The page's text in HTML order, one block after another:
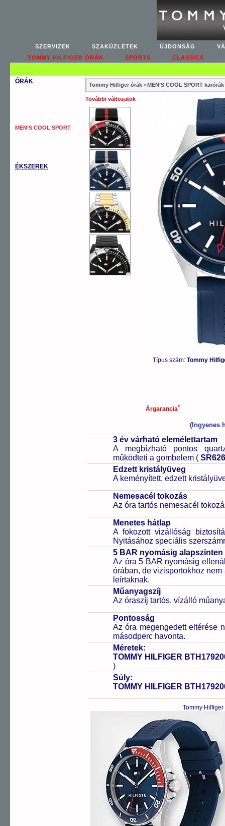
SZERVIZEK SZAKÜZLETEK ÚJDONSÁG
TOMMY HILFIGER ÓRÁK
SPORTS CLASSICS
ÓRÁK
MEN’S COOL SPORT
ÉKSZEREK
Tommy Hilfiger órák>MEN’S COOL SPORT karórák
További változatok
Típus szám: Tommy
Árgarancia*
(Ingyenes
3 év várható elemélettartam
A megbízható pontos
működteti a gombelem (
Edzett kristályüveg
A keményített, edzett
Nemesacél tokozás
Az óra tartós nemesacél
Menetes hátlap
A fokozott vizállóság
Nyitásához speciális
5 BAR nyomásig alapszinten
Az óra 5 BAR nyomásig
órában, de vizisportokhoz
leírtaknak.
Műanyagszíj
Az óraszíj tartós, vízálló
Pontosság
Az óra megengedett eltérése
másodperc havonta.
Méretek:
TOMMY HILFIGER
)
Súly:
TOMMY HILFIGER
Tommy